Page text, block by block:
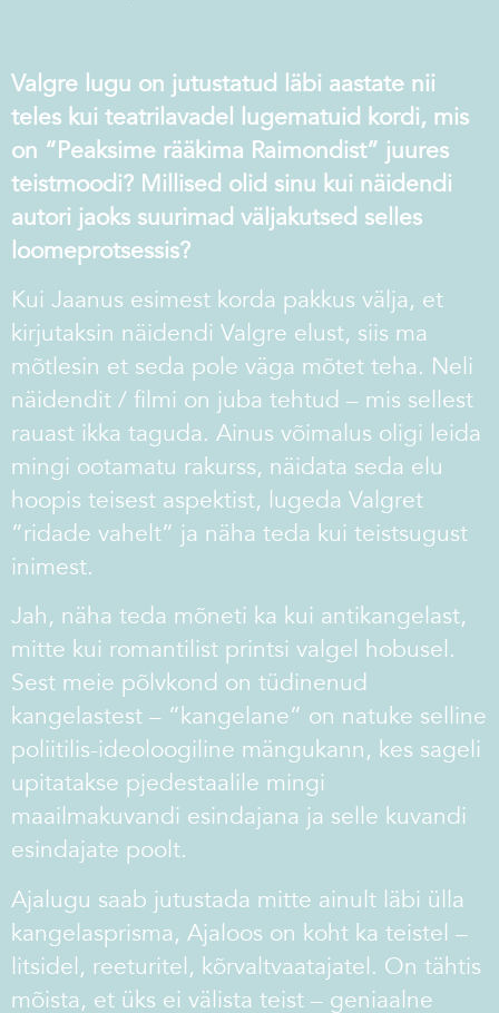
Valgre lugu on jutustatud läbi aastate nii
teles kui teatrilavadel lugematuid kordi, mis
on “Peaksime rääkima Raimondist” juures
teistmoodi? Millised olid sinu kui näidendi
autori jaoks suurimad väljakutsed selles
loomeprotsessis?
Kui Jaanus esimest korda pakkus välja, et
kirjutaksin näidendi Valgre elust, siis ma
mõtlesin et seda pole väga mõtet teha. Neli
näidendit / filmi on juba tehtud – mis sellest
rauast ikka taguda. Ainus võimalus oligi leida
mingi ootamatu rakurss, näidata seda elu
hoopis teisest aspektist, lugeda Valgret
”ridade vahelt” ja näha teda kui teistsugust
inimest.
Jah, näha teda mõneti ka kui antikangelast,
mitte kui romantilist printsi valgel hobusel.
Sest meie põlvkond on tüdinenud
kangelastest – ”kangelane” on natuke selline
poliitilis-ideoloogiline mängukann, kes sageli
upitatakse pjedestaalile mingi
maailmakuvandi esindajana ja selle kuvandi
esindajate poolt.
Ajalugu saab jutustada mitte ainult läbi ülla
kangelasprisma, Ajaloos on koht ka teistel –
litsidel, reeturitel, kõrvaltvaatajatel. On tähtis
mõista, et üks ei välista teist – geniaalne